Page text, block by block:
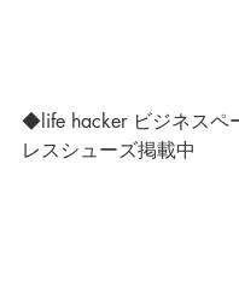
◆life hacker ビジネスペ
レスシューズ掲載中